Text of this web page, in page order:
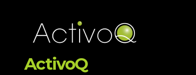
ActivoQ